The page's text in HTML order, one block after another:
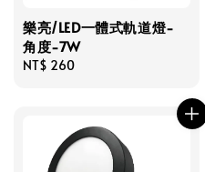
樂亮/LED一體式軌道燈-
角度-7W
Regular
NT$ 260